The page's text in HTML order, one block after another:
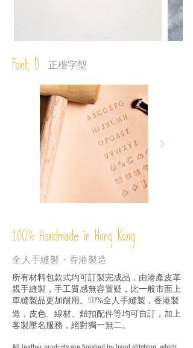
Font D 正楷字型
100% Handmade in Hong Kong
全人手縫製・香港製造
所有材料包款式均可訂製完成品，由港產皮革
親手縫製，手工質感無容置疑，比一般市面上
車縫製品更加耐用。 100%全人手縫製，香港製
造，皮色、線材、鈕扣配件等均可自訂，加上
客製壓名服務，絕對獨一無二。